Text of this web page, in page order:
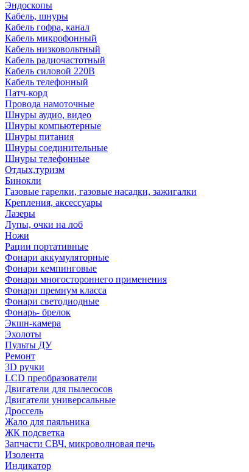
Эндоскопы
Кабель, шнуры
Кабель гофра, канал
Кабель микрофонный
Кабель низковольтный
Кабель радиочастотный
Кабель силовой 220В
Кабель телефонный
Патч-корд
Провода намоточные
Шнуры аудио, видео
Шнуры компьютерные
Шнуры питания
Шнуры соединительные
Шнуры телефонные
Отдых,туризм
Бинокли
Газовые гарелки, газовые насадки, зажигалки
Крепления, аксессуары
Лазеры
Лупы, очки на лоб
Ножи
Рации портативные
Фонари аккумуляторные
Фонари кемпинговые
Фонари многостороннего применения
Фонари премиум класса
Фонари светодиодные
Фонарь- брелок
Экшн-камера
Эхолоты
Пульты ДУ
Ремонт
3D ручки
LCD преобразователи
Двигатели для пылесосов
Двигатели универсальные
Дроссель
Жало для паяльника
ЖК подсветка
Запчасти СВЧ, микроволновая печь
Изолента
Индикатор